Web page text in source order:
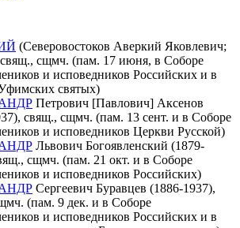
(Северовостоков Аверкий Яковлевич;
сщмч. (пам. 17 июня, в Соборе
и исповедников Российских и в
святых)
Петрович [Павлович] Аксенов
свящ., сщмч. (пам. 13 сент. и в Соборе
и исповедников Церкви Русской)
Львович Богоявленский (1879-
сщмч. (пам. 21 окт. и в Соборе
и исповедников Российских)
Сергеевич Буравцев (1886-1937),
(пам. 9 дек. и в Соборе
и исповедников Российских и в